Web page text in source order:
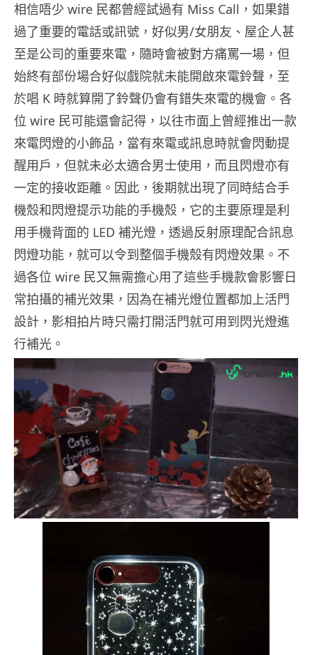
相信唔少 wire 民都曾經試過有 Miss Call，如果錯
過了重要的電話或訊號，好似男/女朋友、屋企人甚
至是公司的重要來電，隨時會被對方痛罵一場，但
始終有部份場合好似戲院就未能開啟來電鈴聲，至
於唱 K 時就算開了鈴聲仍會有錯失來電的機會。各
位 wire 民可能還會記得，以往市面上曾經推出一款
來電閃燈的小飾品，當有來電或訊息時就會閃動提
醒用戶，但就未必太適合男士使用，而且閃燈亦有
一定的接收距離。因此，後期就出現了同時結合手
機殼和閃燈提示功能的手機殼，它的主要原理是利
用手機背面的 LED 補光燈，透過反射原理配合訊息
閃燈功能，就可以令到整個手機殼有閃燈效果。不
過各位 wire 民又無需擔心用了這些手機款會影響日
常拍攝的補光效果，因為在補光燈位置都加上活門
設計，影相拍片時只需打開活門就可用到閃光燈進
行補光。